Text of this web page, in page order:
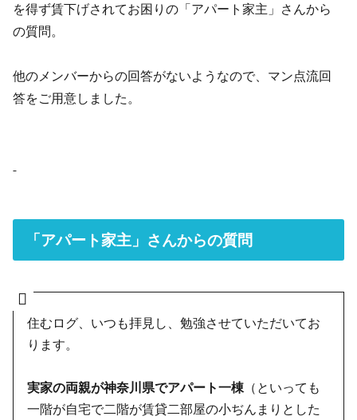
を得ず賃下げされてお困りの「アパート家主」さんから
の質問。
他のメンバーからの回答がないようなので、マン点流回
答をご用意しました。
「アパート家主」さんからの質問
住むログ、いつも拝見し、勉強させていただいてお
ります。
実家の両親が神奈川県でアパート一棟 （といっても
一階が自宅で二階が賃貸二部屋の小ぢんまりとした